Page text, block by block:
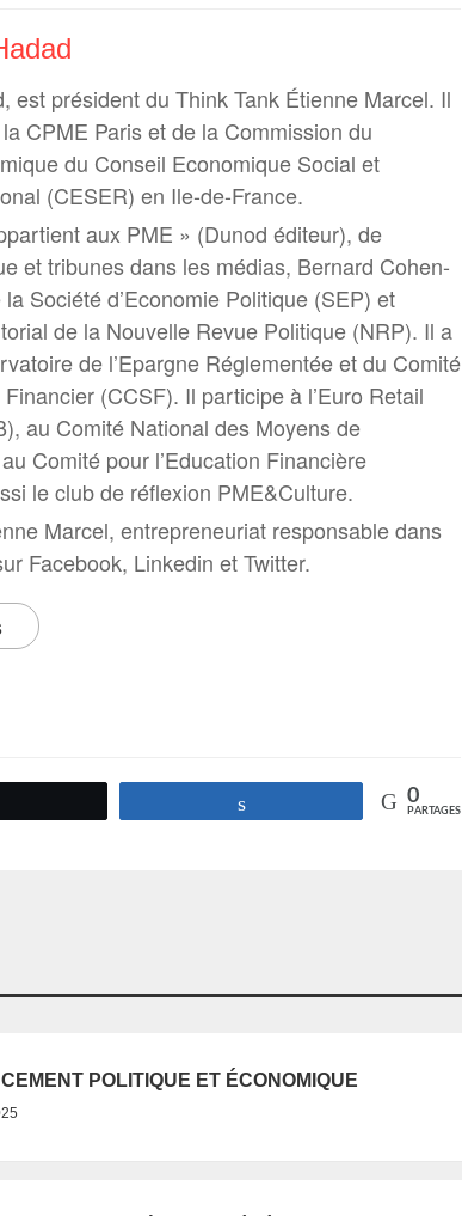
est président du Think Tank Étienne Marcel. Il
CPME Paris et de la Commission du
du Conseil Economique Social et
(CESER) en Ile-de-France.
aux PME » (Dunod éditeur), de
et tribunes dans les médias, Bernard Cohen-
Société d’Economie Politique (SEP) et
de la Nouvelle Revue Politique (NRP). Il a
de l’Epargne Réglementée et du Comité
(CCSF). Il participe à l’Euro Retail
au Comité National des Moyens de
Comité pour l’Education Financière
le club de réflexion PME&Culture.
Marcel, entrepreneuriat responsable dans
Facebook, Linkedin et Twitter.
0
PARTAGES
POLITIQUE ET ÉCONOMIQUE